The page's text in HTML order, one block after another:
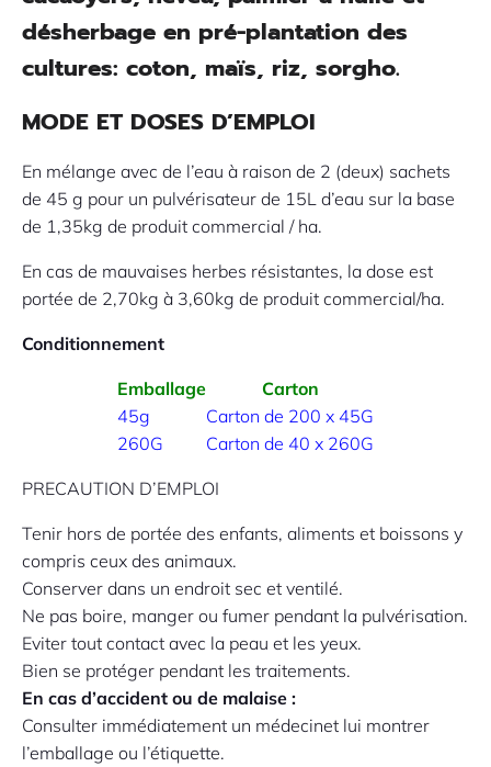
désherbage en pré-plantation des
cultures: coton, maïs, riz, sorgho.
MODE ET DOSES D’EMPLOI
En mélange avec de l’eau à raison de 2 (deux) sachets
de 45 g pour un pulvérisateur de 15L d’eau sur la base
de 1,35kg de produit commercial / ha.
En cas de mauvaises herbes résistantes, la dose est
portée de 2,70kg à 3,60kg de produit commercial/ha.
Conditionnement
Emballage
Carton
45g
Carton de 200 x 45G
260G
Carton de 40 x 260G
PRECAUTION D’EMPLOI
Tenir hors de portée des enfants, aliments et boissons y
compris ceux des animaux.
Conserver dans un endroit sec et ventilé.
Ne pas boire, manger ou fumer pendant la pulvérisation.
Eviter tout contact avec la peau et les yeux.
Bien se protéger pendant les traitements.
En cas d’accident ou de malaise :
Consulter immédiatement un médecinet lui montrer
l’emballage ou l’étiquette.